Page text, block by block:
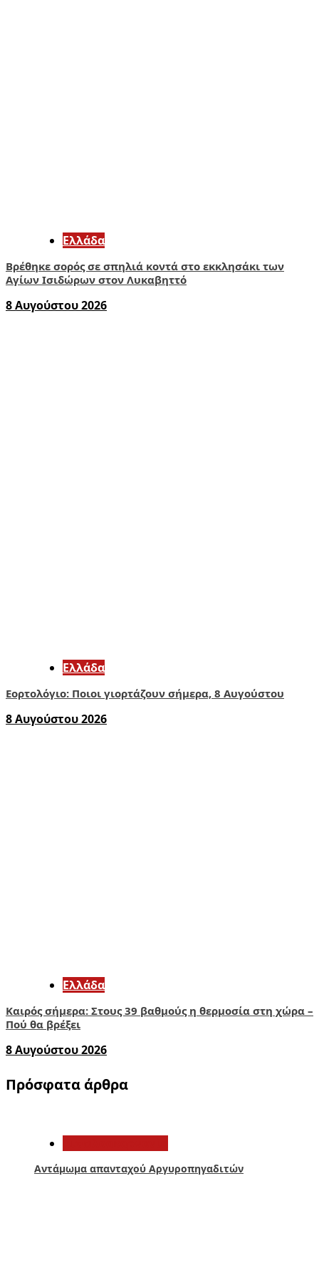
Ελλάδα
Βρέθηκε σορός σε σπηλιά κοντά στο εκκλησάκι των
Αγίων Ισιδώρων στον Λυκαβηττό
8 Αυγούστου 2026
Ελλάδα
Εορτολόγιο: Ποιοι γιορτάζουν σήμερα, 8 Αυγούστου
8 Αυγούστου 2026
Ελλάδα
Καιρός σήμερα: Στους 39 βαθμούς η θερμοσία στη χώρα –
Πού θα βρέξει
8 Αυγούστου 2026
Πρόσφατα άρθρα
Αντάμωμα απανταχού Αργυροπηγαδιτών